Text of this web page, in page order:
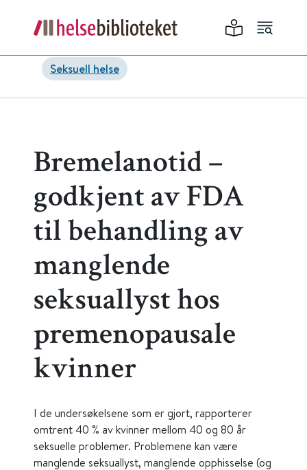
Seksuell helse
Bremelanotid –
godkjent av FDA
til behandling av
manglende
seksuallyst hos
premenopausale
kvinner
I de undersøkelsene som er gjort, rapporterer
omtrent 40 % av kvinner mellom 40 og 80 år
seksuelle problemer. Problemene kan være
manglende seksuallyst, manglende opphisselse (og